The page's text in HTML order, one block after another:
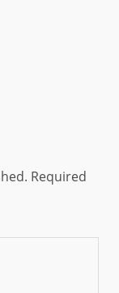
Required